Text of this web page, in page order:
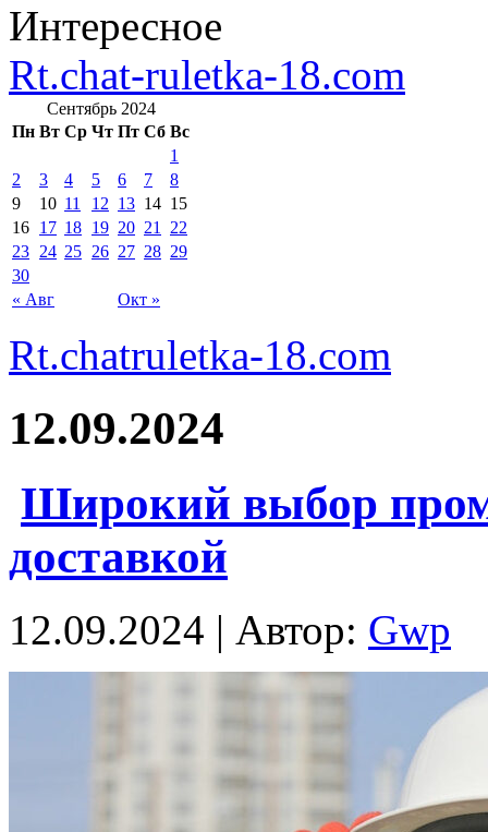
Интересное
Rt.chat-ruletka-18.com
Сентябрь 2024
Пн Вт Ср Чт Пт Сб Вс
« Авг Окт »
1
2
3 4 5 6 7
8
9
10 11 12 13 14 15
16 17 18 19 20 21
22
23 24 25 26 27 28 29
30
Rt.chatruletka-18.com
12.09.2024
Широкий выбор
доставкой
12.09.2024 | Автор: Gwp